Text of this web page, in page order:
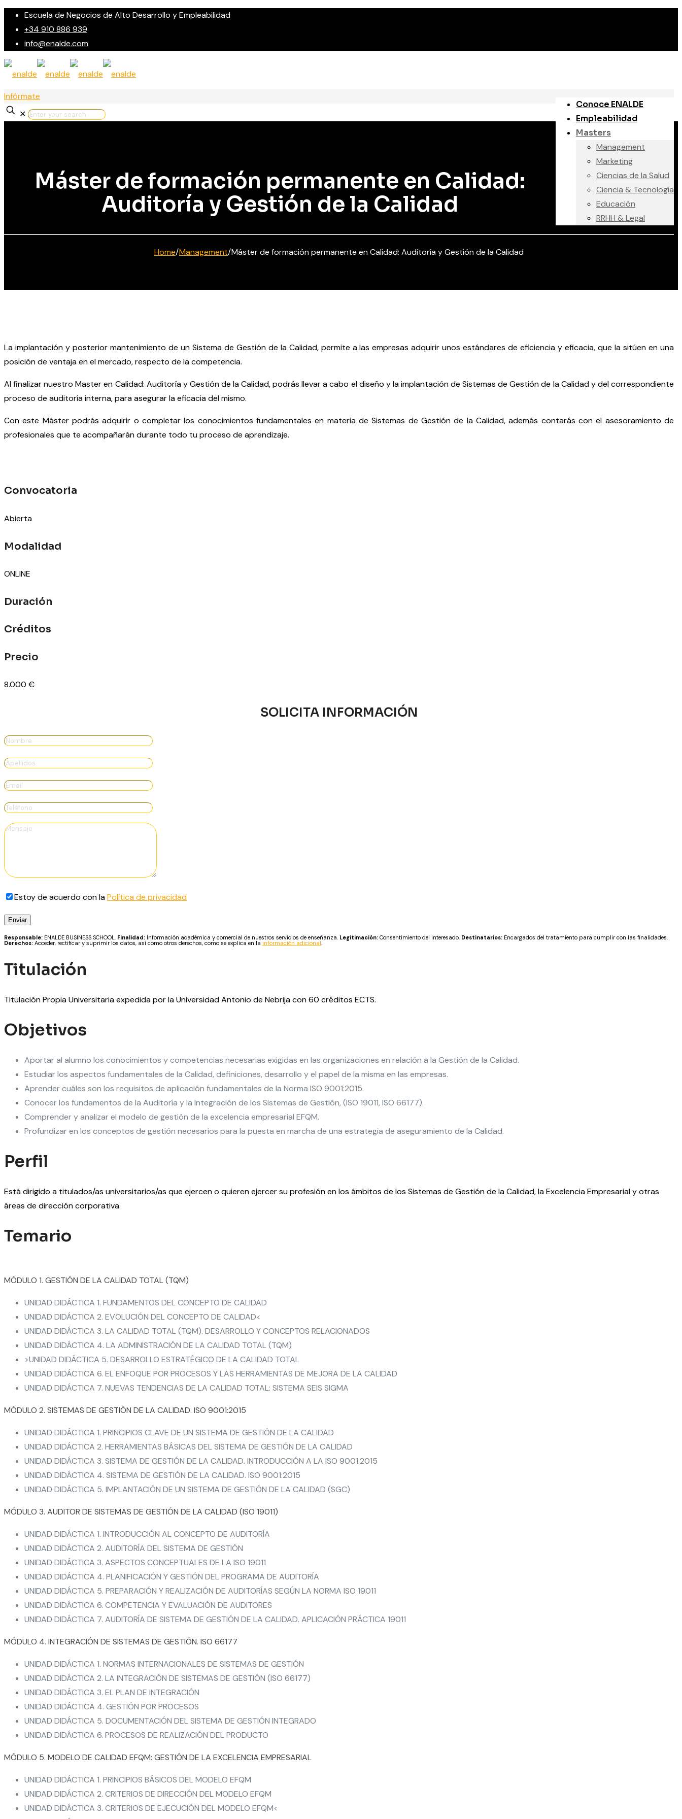
Escuela de Negocios de Alto Desarrollo y Empleabilidad
+34 910 886 939
info@enalde.com
Conoce ENALDE
Empleabilidad
Masters
Management
Marketing
Ciencias de la Salud
Ciencia & Tecnología
Educación
RRHH & Legal
Infórmate
✕
Máster de formación permanente en Calidad:
Auditoría y Gestión de la Calidad
Home/Management/Máster de formación permanente en Calidad: Auditoría y Gestión de la Calidad
La implantación y posterior mantenimiento de un Sistema de Gestión de la Calidad, permite a las empresas adquirir unos estándares de eficiencia y eficacia, que la sitúen en una
posición de ventaja en el mercado, respecto de la competencia.
Al finalizar nuestro Master en Calidad: Auditoría y Gestión de la Calidad, podrás llevar a cabo el diseño y la implantación de Sistemas de Gestión de la Calidad y del correspondiente
proceso de auditoría interna, para asegurar la eficacia del mismo.
Con este Máster podrás adquirir o completar los conocimientos fundamentales en materia de Sistemas de Gestión de la Calidad, además contarás con el asesoramiento de
profesionales que te acompañarán durante todo tu proceso de aprendizaje.
Convocatoria
Abierta
Modalidad
ONLINE
Duración
Créditos
Precio
8.000 €
SOLICITA INFORMACIÓN
Estoy de acuerdo con laPolítica de privacidad
Responsable: ENALDE BUSINESS SCHOOL. Finalidad: Información académica y comercial de nuestros servicios de enseñanza. Legitimación: Consentimiento del interesado. Destinatarios: Encargados del tratamiento para cumplir con las finalidades.
Derechos: Acceder, rectificar y suprimir los datos, así como otros derechos, como se explica en la información adicional.
Titulación
Titulación Propia Universitaria expedida por la Universidad Antonio de Nebrija con 60 créditos ECTS.
Objetivos
Aportar al alumno los conocimientos y competencias necesarias exigidas en las organizaciones en relación a la Gestión de la Calidad.
Estudiar los aspectos fundamentales de la Calidad, definiciones, desarrollo y el papel de la misma en las empresas.
Aprender cuáles son los requisitos de aplicación fundamentales de la Norma ISO 9001:2015.
Conocer los fundamentos de la Auditoría y la Integración de los Sistemas de Gestión, (ISO 19011, ISO 66177).
Comprender y analizar el modelo de gestión de la excelencia empresarial EFQM.
Profundizar en los conceptos de gestión necesarios para la puesta en marcha de una estrategia de aseguramiento de la Calidad.
Perfil
Está dirigido a titulados/as universitarios/as que ejercen o quieren ejercer su profesión en los ámbitos de los Sistemas de Gestión de la Calidad, la Excelencia Empresarial y otras
áreas de dirección corporativa.
Temario
MÓDULO 1. GESTIÓN DE LA CALIDAD TOTAL (TQM)
UNIDAD DIDÁCTICA 1. FUNDAMENTOS DEL CONCEPTO DE CALIDAD
UNIDAD DIDÁCTICA 2. EVOLUCIÓN DEL CONCEPTO DE CALIDAD<
UNIDAD DIDÁCTICA 3. LA CALIDAD TOTAL (TQM). DESARROLLO Y CONCEPTOS RELACIONADOS
UNIDAD DIDÁCTICA 4. LA ADMINISTRACIÓN DE LA CALIDAD TOTAL (TQM)
>UNIDAD DIDÁCTICA 5. DESARROLLO ESTRATÉGICO DE LA CALIDAD TOTAL
UNIDAD DIDÁCTICA 6. EL ENFOQUE POR PROCESOS Y LAS HERRAMIENTAS DE MEJORA DE LA CALIDAD
UNIDAD DIDÁCTICA 7. NUEVAS TENDENCIAS DE LA CALIDAD TOTAL: SISTEMA SEIS SIGMA
MÓDULO 2. SISTEMAS DE GESTIÓN DE LA CALIDAD. ISO 9001:2015
UNIDAD DIDÁCTICA 1. PRINCIPIOS CLAVE DE UN SISTEMA DE GESTIÓN DE LA CALIDAD
UNIDAD DIDÁCTICA 2. HERRAMIENTAS BÁSICAS DEL SISTEMA DE GESTIÓN DE LA CALIDAD
UNIDAD DIDÁCTICA 3. SISTEMA DE GESTIÓN DE LA CALIDAD. INTRODUCCIÓN A LA ISO 9001:2015
UNIDAD DIDÁCTICA 4. SISTEMA DE GESTIÓN DE LA CALIDAD. ISO 9001:2015
UNIDAD DIDÁCTICA 5. IMPLANTACIÓN DE UN SISTEMA DE GESTIÓN DE LA CALIDAD (SGC)
MÓDULO 3. AUDITOR DE SISTEMAS DE GESTIÓN DE LA CALIDAD (ISO 19011)
UNIDAD DIDÁCTICA 1. INTRODUCCIÓN AL CONCEPTO DE AUDITORÍA
UNIDAD DIDÁCTICA 2. AUDITORÍA DEL SISTEMA DE GESTIÓN
UNIDAD DIDÁCTICA 3. ASPECTOS CONCEPTUALES DE LA ISO 19011
UNIDAD DIDÁCTICA 4. PLANIFICACIÓN Y GESTIÓN DEL PROGRAMA DE AUDITORÍA
UNIDAD DIDÁCTICA 5. PREPARACIÓN Y REALIZACIÓN DE AUDITORÍAS SEGÚN LA NORMA ISO 19011
UNIDAD DIDÁCTICA 6. COMPETENCIA Y EVALUACIÓN DE AUDITORES
UNIDAD DIDÁCTICA 7. AUDITORÍA DE SISTEMA DE GESTIÓN DE LA CALIDAD. APLICACIÓN PRÁCTICA 19011
MÓDULO 4. INTEGRACIÓN DE SISTEMAS DE GESTIÓN. ISO 66177
UNIDAD DIDÁCTICA 1. NORMAS INTERNACIONALES DE SISTEMAS DE GESTIÓN
UNIDAD DIDÁCTICA 2. LA INTEGRACIÓN DE SISTEMAS DE GESTIÓN (ISO 66177)
UNIDAD DIDÁCTICA 3. EL PLAN DE INTEGRACIÓN
UNIDAD DIDÁCTICA 4. GESTIÓN POR PROCESOS
UNIDAD DIDÁCTICA 5. DOCUMENTACIÓN DEL SISTEMA DE GESTIÓN INTEGRADO
UNIDAD DIDÁCTICA 6. PROCESOS DE REALIZACIÓN DEL PRODUCTO
MÓDULO 5. MODELO DE CALIDAD EFQM: GESTIÓN DE LA EXCELENCIA EMPRESARIAL
UNIDAD DIDÁCTICA 1. PRINCIPIOS BÁSICOS DEL MODELO EFQM
UNIDAD DIDÁCTICA 2. CRITERIOS DE DIRECCIÓN DEL MODELO EFQM
UNIDAD DIDÁCTICA 3. CRITERIOS DE EJECUCIÓN DEL MODELO EFQM<